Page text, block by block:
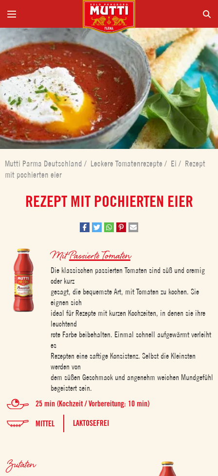
Mutti Parma Deutschland / Leckere Tomatenrezepte / Ei / Rezept
mit pochierten eier
REZEPT MIT POCHIERTEN EIER
MitPassierte Tomaten
Die klassischen passierten Tomaten sind süß und cremig
oder kurz
gesagt, die bequemste Art, mit Tomaten zu kochen. Sie
eignen sich
ideal für Rezepte mit kurzen Kochzeiten, in denen sie ihre
leuchtend
rote Farbe beibehalten. Einmal schnell aufgewärmt verleiht
es
Rezepten eine saftige Konsistenz. Selbst die Kleinsten
werden von
dem süßen Geschmack und angenehm weichen Mundgefühl
begeistert sein.
25 min (Kochzeit / Vorbereitung: 10 min)
MITTEL LAKTOSEFREI
Zutaten